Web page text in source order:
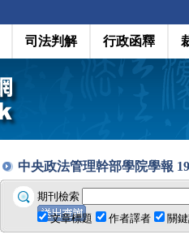
司法判解 行政函釋
中央政法管理幹部學院學報
期刊檢索
文章標題
作者譯者 關